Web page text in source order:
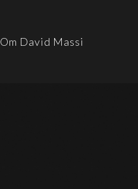
Om David Massi